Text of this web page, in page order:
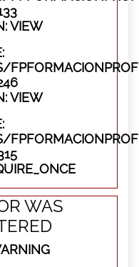
VIEW
VIEW
WAS